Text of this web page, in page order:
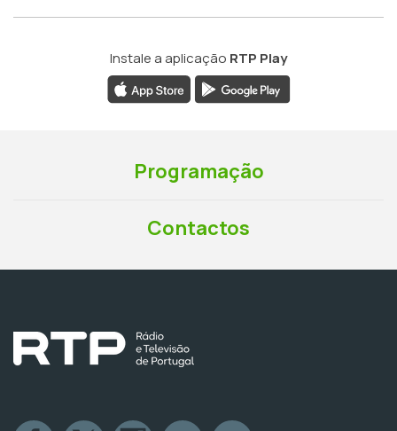
Instale a aplicação RTP Play
Programação
Contactos